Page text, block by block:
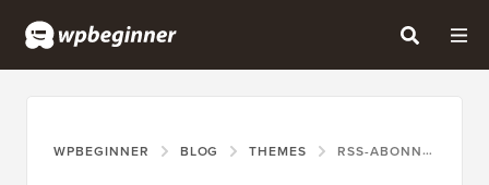
WPBEGINNER BLOG THEMES RSS-ABONNEMENT FÜR TAGS UND BENUTZERDEFINIERTE TAXONOMIE-ARCHIVE HINZUFÜGEN